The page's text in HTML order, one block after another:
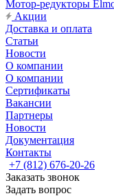
Мотор-редукторы
Акции
Доставка и оплата
Статьи
Новости
О компании
О компании
Сертификаты
Вакансии
Партнеры
Новости
Документация
Контакты
+7 (812) 676-20-26
Заказать звонок
Задать вопрос